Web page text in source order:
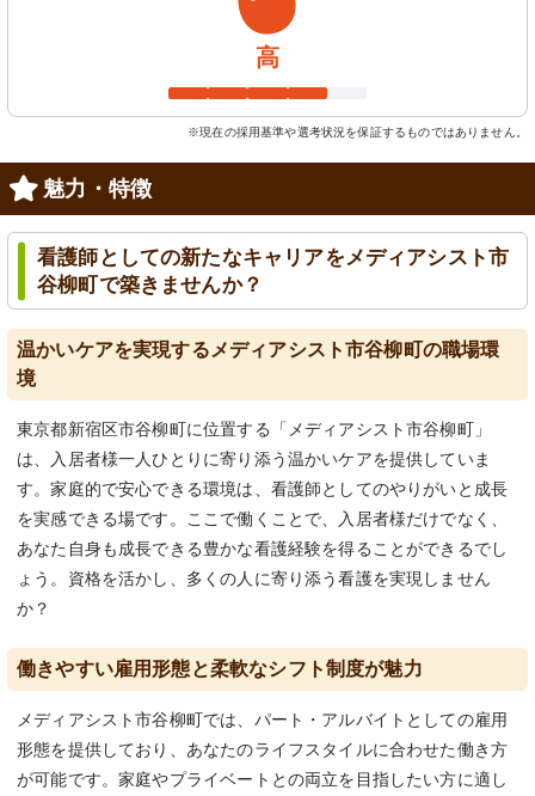
高
※現在の採用基準や選考状況を保証するものではありません。
魅力・特徴
看護師としての新たなキャリアをメディアシスト市
谷柳町で築きませんか？
温かいケアを実現するメディアシスト市谷柳町の職場環
境
東京都新宿区市谷柳町に位置する「メディアシスト市谷柳町」
は、入居者様一人ひとりに寄り添う温かいケアを提供していま
す。家庭的で安心できる環境は、看護師としてのやりがいと成長
を実感できる場です。ここで働くことで、入居者様だけでなく、
あなた自身も成長できる豊かな看護経験を得ることができるでし
ょう。資格を活かし、多くの人に寄り添う看護を実現しません
か？
働きやすい雇用形態と柔軟なシフト制度が魅力
メディアシスト市谷柳町では、パート・アルバイトとしての雇用
形態を提供しており、あなたのライフスタイルに合わせた働き方
が可能です。家庭やプライベートとの両立を目指したい方に適し